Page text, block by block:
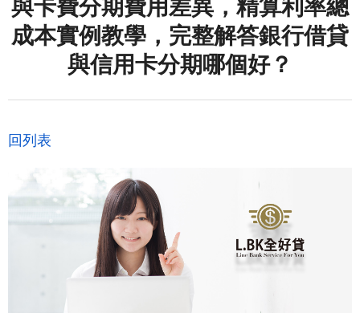
與卡費分期費用差異，精算利率總
成本實例教學，完整解答銀行借貸
與信用卡分期哪個好？
回列表